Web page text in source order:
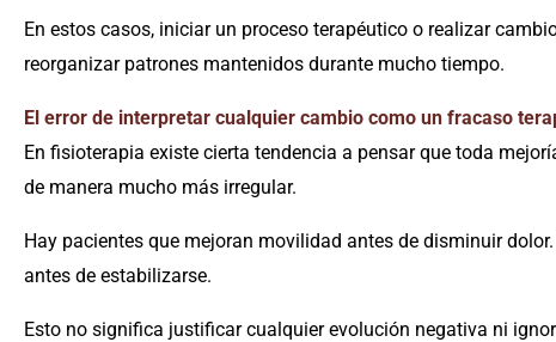
En estos casos, iniciar un proceso terapéutico o realizar
reorganizar patrones mantenidos durante mucho tiempo.
El error de interpretar cualquier cambio como un fracaso
En fisioterapia existe cierta tendencia a pensar que toda
de manera mucho más irregular.
Hay pacientes que mejoran movilidad antes de disminuir
antes de estabilizarse.
Esto no significa justificar cualquier evolución negativa ni